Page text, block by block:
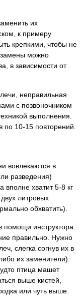
их
к примеру
крепкими, чтобы не
замены можно
в зависимости от
неправильная
с позвоночником
выполнения.
по 10-15 повторений.
вовлекаются в
разведения)
хватит 5-8 кг
литровых
обхватить).
помощи инструктора
правильно. Нужно
слегка согнув их в
их заменители).
птица машет
выше кистей,
или чуть выше.